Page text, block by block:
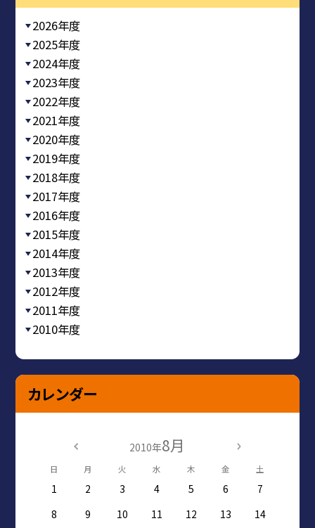
2026年度
2025年度
2024年度
2023年度
2022年度
2021年度
2020年度
2019年度
2018年度
2017年度
2016年度
2015年度
2014年度
2013年度
2012年度
2011年度
2010年度
カレンダー
2010年8月
日 月 火 水 木 金 土
1 2 3 4 5 6
7
8
9 10 11 12 13
14